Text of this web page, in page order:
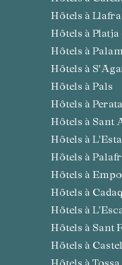
Hôtels à
Hôtels à
Hôtels à
Hôtels à
Hôtels à Pals
Hôtels à
Hôtels à
Hôtels à
Hôtels à
Hôtels à
Hôtels à
Hôtels à
Hôtels à
Hôtels à